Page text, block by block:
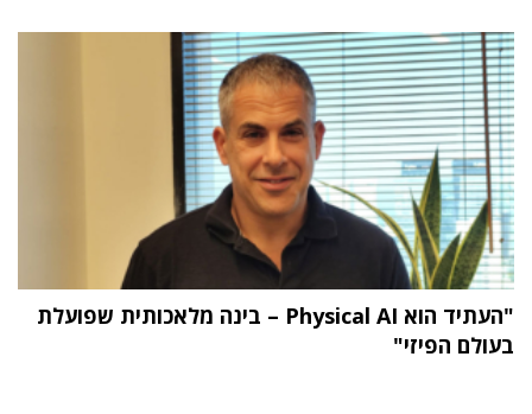
"העתיד הוא Physical AI – בינה מלאכותית שפועלת
בעולם הפיזי"